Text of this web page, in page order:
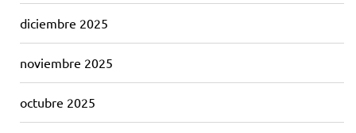
diciembre 2025
noviembre 2025
octubre 2025